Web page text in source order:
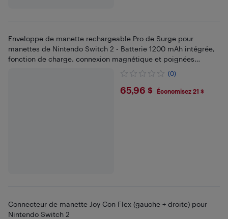
Enveloppe de manette rechargeable Pro de Surge pour
manettes de Nintendo Switch 2 - Batterie 1200 mAh intégrée,
fonction de charge, connexion magnétique et poignées
(0)
$65.96
65,96 $ Économisez 21 $
Connecteur de manette Joy Con Flex (gauche + droite) pour
Nintendo Switch 2